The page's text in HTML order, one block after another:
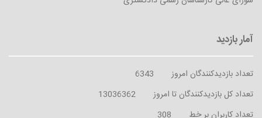
تعداد بازدیدکنندگان امروز
6343
تعداد کل بازدیدکنندگان تا امروز
13036362